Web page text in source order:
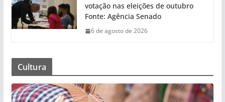
votação nas eleições de outubro
Fonte: Agência Senado
6 de agosto de 2026
Cultura